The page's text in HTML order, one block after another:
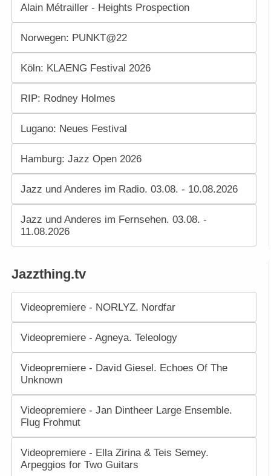
Alain Métrailler - Heights Prospection
Norwegen: PUNKT@22
Köln: KLAENG Festival 2026
RIP: Rodney Holmes
Lugano: Neues Festival
Hamburg: Jazz Open 2026
Jazz und Anderes im Radio. 03.08. - 10.08.2026
Jazz und Anderes im Fernsehen. 03.08. -
11.08.2026
Jazzthing.tv
Videopremiere - NORLYZ. Nordfar
Videopremiere - Agneya. Teleology
Videopremiere - David Giesel. Echoes Of The
Unknown
Videopremiere - Jan Dintheer Large Ensemble.
Flug Frohmut
Videopremiere - Ella Zirina & Teis Semey.
Arpeggios for Two Guitars